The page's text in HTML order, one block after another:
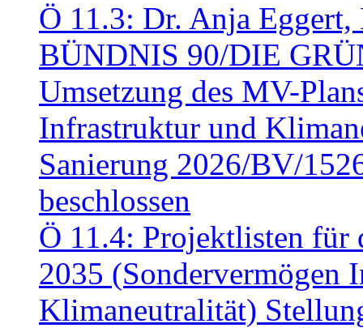
Ö 11.3: Dr. Anja
BÜNDNIS 90/DIE
Umsetzung des MV-
Infrastruktur und
Sanierung 2026/BV/
beschlossen
Ö 11.4: Projektlisten für
2035 (Sondervermögen
Klimaneutralität)